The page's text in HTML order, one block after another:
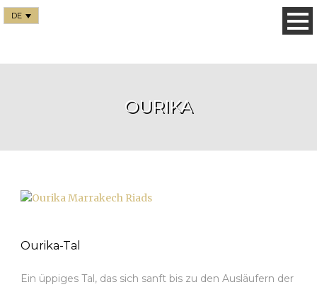
DE
OURIKA
Ourika-Tal
Ein üppiges Tal, das sich sanft bis zu den Ausläufern der